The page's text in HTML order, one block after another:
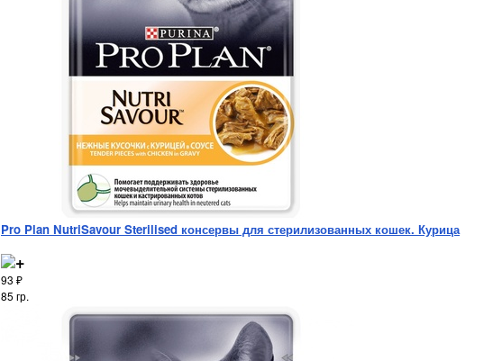
Pro Plan NutriSavour Sterilised консервы для стерилизованных кошек. Курица
93 ₽
85 гр.